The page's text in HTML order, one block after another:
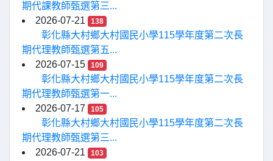
期代課教師甄選第三...
2026-07-21
138
彰化縣大村鄉大村國民小學115學年度第二次長
期代理教師甄選第五...
2026-07-15
109
彰化縣大村鄉大村國民小學115學年度第二次長
期代理教師甄選第一...
2026-07-17
105
彰化縣大村鄉大村國民小學115學年度第二次長
期代理教師甄選第三...
2026-07-21
103